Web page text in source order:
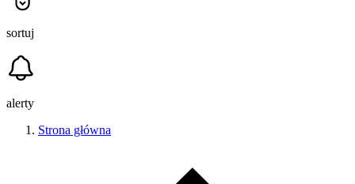
sortuj
alerty
Strona główna